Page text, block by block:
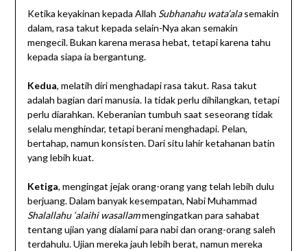
Ketika keyakinan kepada Allah Subhanahu wata’alasemakin
dalam, rasa takut kepada selain-Nya akan semakin
mengecil. Bukan karena merasa hebat, tetapi karena tahu
kepada siapa ia bergantung.
Kedua, melatih diri menghadapi rasa takut. Rasa takut
adalah bagian dari manusia. Ia tidak perlu dihilangkan, tetapi
perlu diarahkan. Keberanian tumbuh saat seseorang tidak
selalu menghindar, tetapi berani menghadapi. Pelan,
bertahap, namun konsisten. Dari situ lahir ketahanan batin
yang lebih kuat.
Ketiga, mengingat jejak orang-orang yang telah lebih dulu
berjuang. Dalam banyak kesempatan, Nabi Muhammad
Shalallahu ‘alaihi wasallammengingatkan para sahabat
tentang ujian yang dialami para nabi dan orang-orang saleh
terdahulu. Ujian mereka jauh lebih berat, namun mereka